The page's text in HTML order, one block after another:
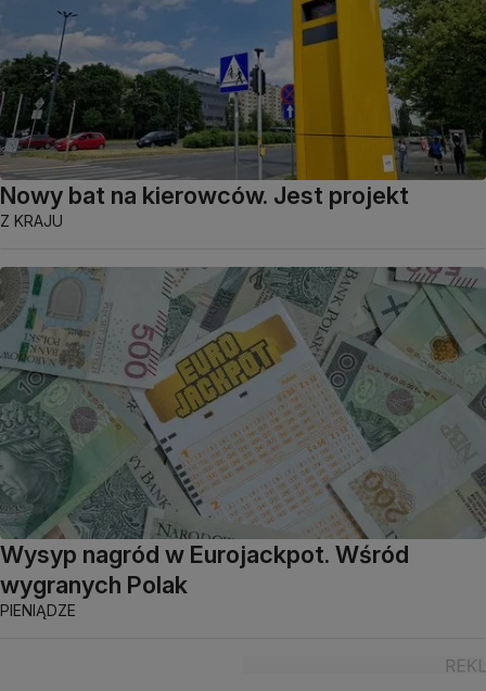
Nowy bat na kierowców. Jest projekt
Z KRAJU
Wysyp nagród w Eurojackpot. Wśród
wygranych Polak
PIENIĄDZE